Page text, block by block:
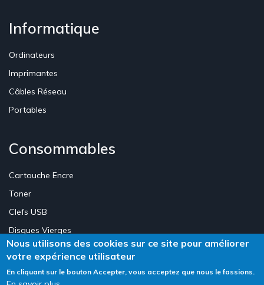
Informatique
Ordinateurs
Imprimantes
Câbles Réseau
Portables
Consommables
Cartouche Encre
Toner
Clefs USB
Disques Vierges
Création Site E-commerce Luxembourg - Neweb Creations
Nous utilisons des cookies sur ce site pour améliorer
votre expérience utilisateur
En cliquant sur le bouton Accepter, vous acceptez que nous le fassions.